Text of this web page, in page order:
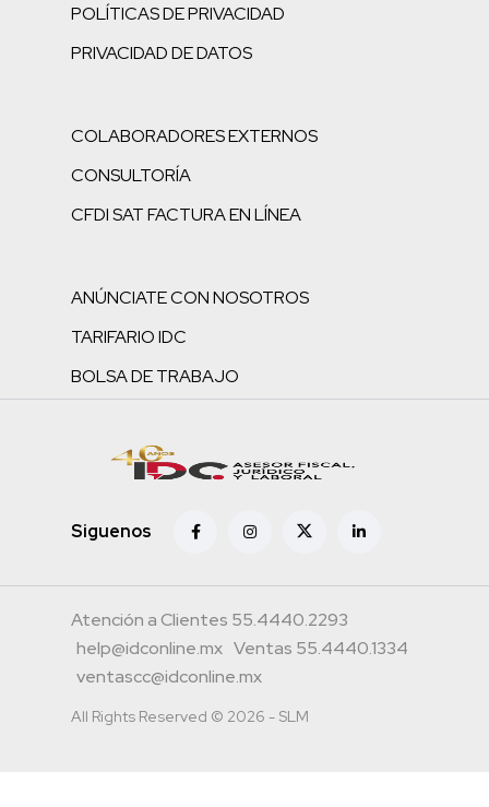
POLÍTICAS DE PRIVACIDAD
PRIVACIDAD DE DATOS
COLABORADORES EXTERNOS
CONSULTORÍA
CFDI SAT FACTURA EN LÍNEA
ANÚNCIATE CON NOSOTROS
TARIFARIO IDC
BOLSA DE TRABAJO
Siguenos
Atención a Clientes 55.4440.2293
help@idconline.mx Ventas 55.4440.1334
ventascc@idconline.mx
All Rights Reserved © 2026 - SLM